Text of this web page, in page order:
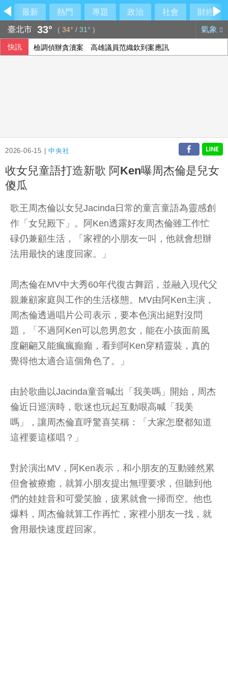
最新 熱門 專題 政治 社會
財經
臺北市 33° ( 34° / 31° ) 氣象
快訊 檢調偵辦貪瀆案 高雄議員范織欽到案應訊
2026-06-15 |中央社
收女兒童語打造新歌 阿Ken曝周杰倫是兒女
傻瓜
歌王周杰倫以女兒Jacinda日常的童言童語為靈感創
作「女兒殿下」。阿Ken透露好友周杰倫雖工作忙
碌仍兼顧生活，「家裡的小朋友一叫，他就會想辦
法用最快的速度回家。」
周杰倫在MV中大秀60年代復古舞蹈，並融入現代父
親兼顧家庭與工作的生活樣態。MV由阿Ken主演，
周杰倫透過唱片公司表示，要本色演出絕對沒問
題，「不過阿Ken可以忽男忽女，能在小孩面前風
度翩翩又能瘋瘋癲癲，看到阿Ken穿精靈裝，真的
覺得他太適合這個角色了。」
由於歌曲以Jacinda童音喊出「我美嗎」開始，周杰
倫近日巡演時，歌迷也玩起互動哏高喊「我美
嗎」，讓周杰倫直呼驚喜笑稱：「大家怎麼都知道
這裡要這樣唱？」
對於演出MV，阿Ken表示，和小朋友的互動雖然累
但會被療癒，就算小朋友提出無理要求，但聽到他
們的娃娃音和可愛笑臉，疲累就會一掃而空。他也
爆料，周杰倫就算工作再忙，家裡小朋友一找，就
會用最快速度趕回家。